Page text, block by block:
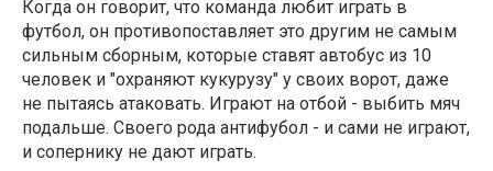
Когда он говорит, что команда любит играть в
футбол, он противопоставляет это другим не самым
сильным сборным, которые ставят автобус из 10
человек и "охраняют кукурузу" у своих ворот, даже
не пытаясь атаковать. Играют на отбой - выбить мяч
подальше. Своего рода антифубол - и сами не играют,
и сопернику не дают играть.